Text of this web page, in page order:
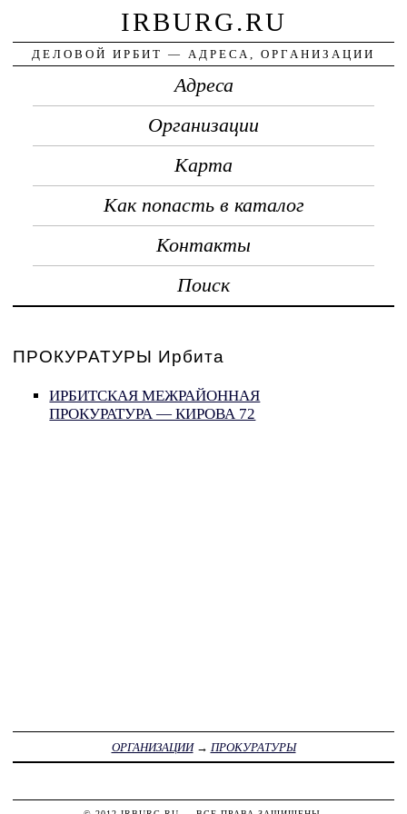
IRBURG.RU
ДЕЛОВОЙ ИРБИТ — АДРЕСА, ОРГАНИЗАЦИИ
Адреса
Организации
Карта
Как попасть в каталог
Контакты
Поиск
ПРОКУРАТУРЫ Ирбита
ИРБИТСКАЯ МЕЖРАЙОННАЯ
ПРОКУРАТУРА — КИРОВА 72
ОРГАНИЗАЦИИ→ ПРОКУРАТУРЫ